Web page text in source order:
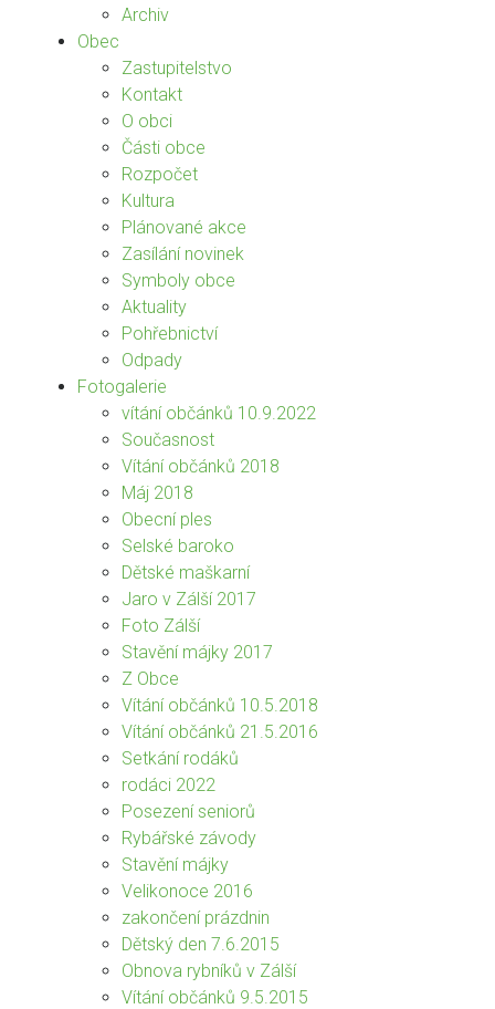
Archiv
Obec
Zastupitelstvo
Kontakt
O obci
Části obce
Rozpočet
Kultura
Plánované akce
Zasílání novinek
Symboly obce
Aktuality
Pohřebnictví
Odpady
Fotogalerie
vítání občánků 10.9.2022
Současnost
Vítání občánků 2018
Máj 2018
Obecní ples
Selské baroko
Dětské maškarní
Jaro v Zálší 2017
Foto Zálší
Stavění májky 2017
Z Obce
Vítání občánků 10.5.2018
Vítání občánků 21.5.2016
Setkání rodáků
rodáci 2022
Posezení seniorů
Rybářské závody
Stavění májky
Velikonoce 2016
zakončení prázdnin
Dětský den 7.6.2015
Obnova rybníků v Zálší
Vítání občánků 9.5.2015